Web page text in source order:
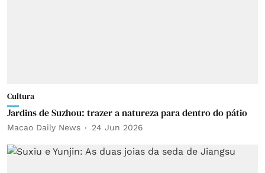
Cultura
Jardins de Suzhou: trazer a natureza para dentro do pátio
Macao Daily News 24 Jun 2026